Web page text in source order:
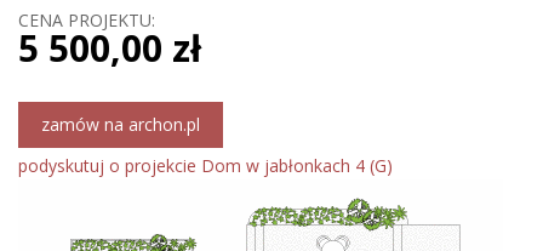
CENA PROJEKTU:
5 500,00 zł
zamów na archon.pl
podyskutuj o projekcie Dom w jabłonkach 4 (G)